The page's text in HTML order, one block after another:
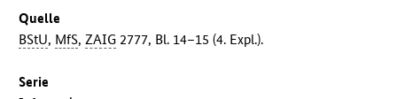
Quelle
BStU, MfS,ZAIG 2777, Bl. 14–15 (4. Expl.).
Serie